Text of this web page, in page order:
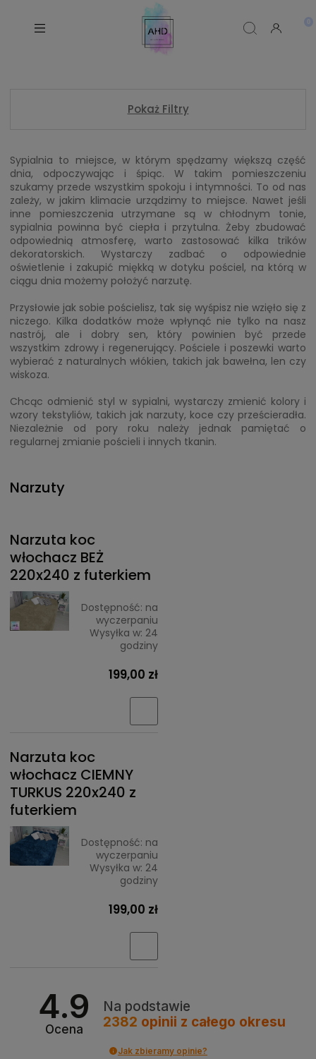
Pokaż Filtry
Sypialnia to miejsce, w którym spędzamy większą część
dnia, odpoczywając i śpiąc. W takim pomieszczeniu
szukamy przede wszystkim spokoju i intymności. To od nas
zależy, w jakim klimacie urządzimy to miejsce. Nawet jeśli
inne pomieszczenia utrzymane są w chłodnym tonie,
sypialnia powinna być ciepła i przytulna. Żeby zbudować
odpowiednią atmosferę, warto zastosować kilka trików
dekoratorskich. Wystarczy zadbać o odpowiednie
oświetlenie i zakupić miękką w dotyku pościel, na którą w
ciągu dnia możemy położyć narzutę.
Przysłowie jak sobie pościelisz, tak się wyśpisz nie wzięło się z
niczego. Kilka dodatków może wpłynąć nie tylko na nasz
nastrój, ale i dobry sen, który powinien być przede
wszystkim zdrowy i regenerujący. Pościele i poszewki warto
wybierać z naturalnych włókien, takich jak bawełna, len czy
wiskoza.
Chcąc odmienić styl w sypialni, wystarczy zmienić kolory i
wzory tekstyliów, takich jak narzuty, koce czy prześcieradła.
Niezależnie od pory roku należy jednak pamiętać o
regularnej zmianie pościeli i innych tkanin.
Narzuty
Narzuta koc
włochacz BEŻ
220x240 z futerkiem
Dostępność: na
wyczerpaniu
Wysyłka w: 24
godziny
199,00 zł
Narzuta koc
włochacz CIEMNY
TURKUS 220x240 z
futerkiem
Dostępność: na
wyczerpaniu
Wysyłka w: 24
godziny
199,00 zł
4.9
Ocena
Na podstawie
2382 opinii z całego okresu
Jak zbieramy opinie?